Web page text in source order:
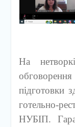
На
обговорення
підготовки
готельно-
НУБІП.